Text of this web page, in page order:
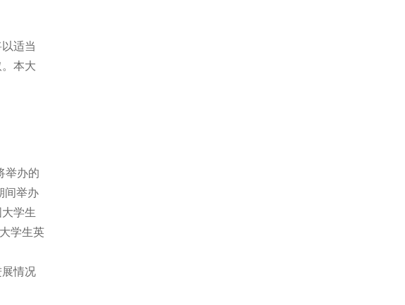
适当
本大
举办的
间举办
学生
学生英
情况